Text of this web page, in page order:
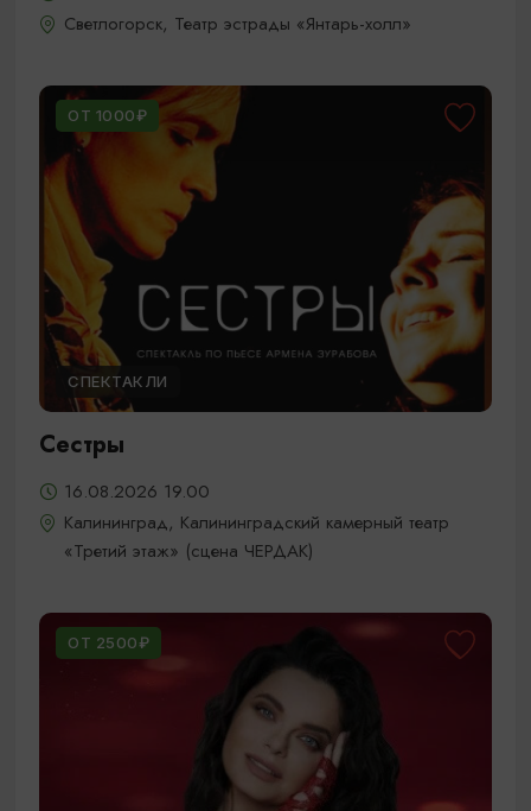
Светлогорск, Театр эстрады «Янтарь-холл»
ОТ 1000₽
СПЕКТАКЛИ
Сестры
16.08.2026 19.00
Калининград, Калининградский камерный театр
«Третий этаж» (сцена ЧЕРДАК)
ОТ 2500₽